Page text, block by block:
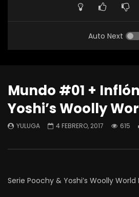
Auto Next
Mundo #01 +
Yoshi’s Woolly
YULUGA 4 FEBRERO, 2017 615
Serie Poochy & Yoshi’s Woolly World